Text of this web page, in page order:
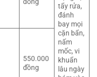
tẩy rửa,
đánh
bay mọi
cặn bẩn,
nấm
mốc, vi
khuẩn
lâu ngày
đồng
550.000
đồng